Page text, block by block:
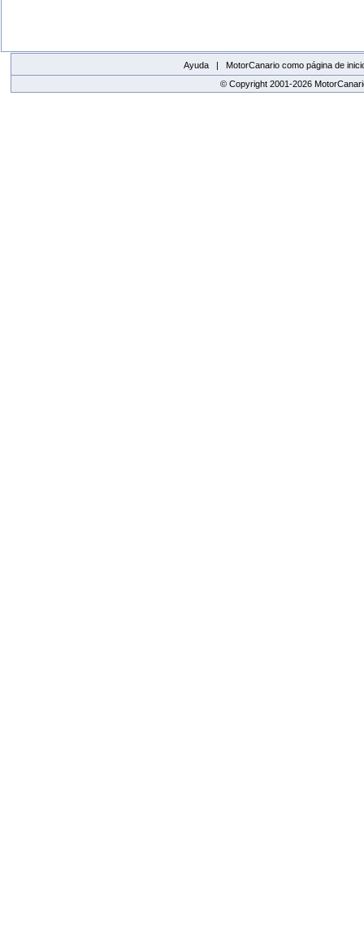
Ayuda |
MotorCanario como página de
© Copyright 2001-2026